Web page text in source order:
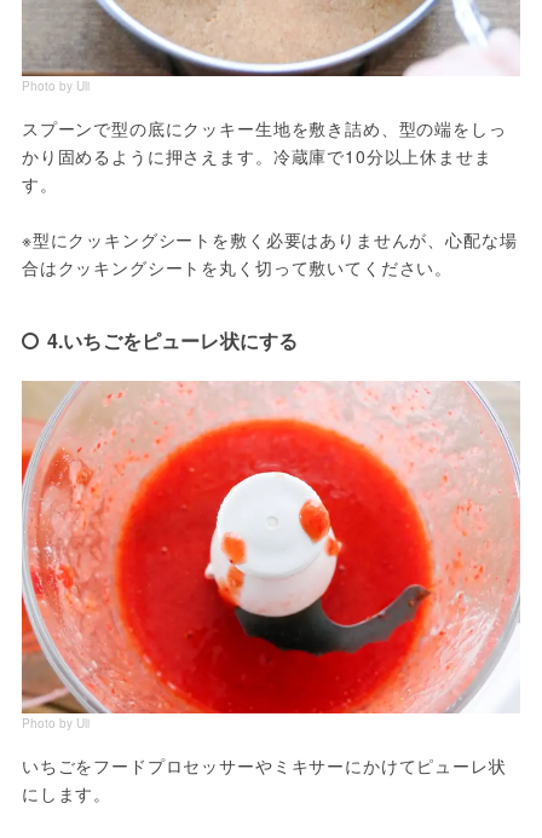
Photo by Uli
スプーンで型の底にクッキー生地を敷き詰め、型の端をしっ
かり固めるように押さえます。冷蔵庫で10分以上休ませま
す。
※型にクッキングシートを敷く必要はありませんが、心配な場
合はクッキングシートを丸く切って敷いてください。
4.いちごをピューレ状にする
Photo by Uli
いちごをフードプロセッサーやミキサーにかけてピューレ状
にします。